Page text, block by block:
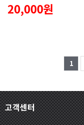
20,000원
1
고객센터